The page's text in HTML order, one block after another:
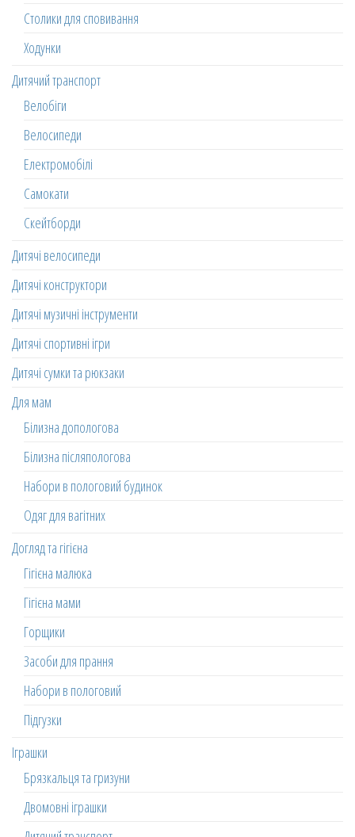
Столики для сповивання
Ходунки
Дитячий транспорт
Велобіги
Велосипеди
Електромобілі
Самокати
Скейтборди
Дитячі велосипеди
Дитячі конструктори
Дитячі музичні інструменти
Дитячі спортивні ігри
Дитячі сумки та рюкзаки
Для мам
Білизна допологова
Білизна післяпологова
Набори в пологовий будинок
Одяг для вагітних
Догляд та гігієна
Гігієна малюка
Гігієна мами
Горщики
Засоби для прання
Набори в пологовий
Підгузки
Іграшки
Брязкальця та гризуни
Двомовні іграшки